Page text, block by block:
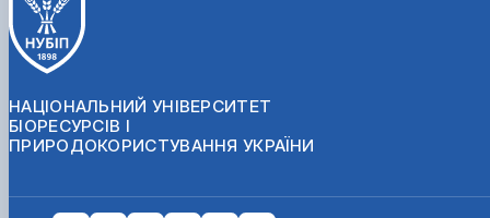
НАЦІОНАЛЬНИЙ УНІВЕРСИТЕТ
БІОРЕСУРСІВ І
ПРИРОДОКОРИСТУВАННЯ УКРАЇНИ